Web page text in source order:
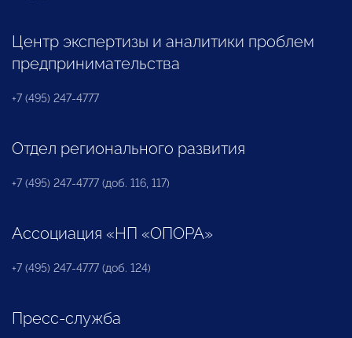
Центр экспертизы и аналитики проблем
предпринимательства
+7 (495) 247-4777
Отдел регионального развития
+7 (495) 247-4777 (доб. 116, 117)
Ассоциация «НП «ОПОРА»
+7 (495) 247-4777 (доб. 124)
Пресс-служба